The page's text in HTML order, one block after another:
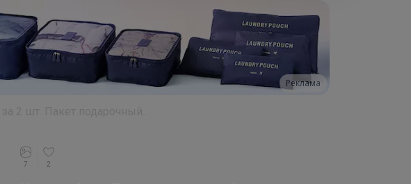
Реклама
7 2